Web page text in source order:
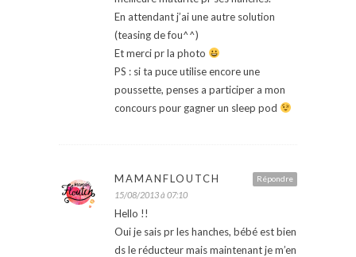
En attendant j’ai une autre solution
(teasing de fou^^)
Et merci pr la photo
PS : si ta puce utilise encore une
poussette, penses a participer a mon
concours pour gagner un sleep pod
Répondre
MAMANFLOUTCH
15/08/2013 à 07:10
Hello !!
Oui je sais pr les hanches, bébé est bien
ds le réducteur mais maintenant je m’en